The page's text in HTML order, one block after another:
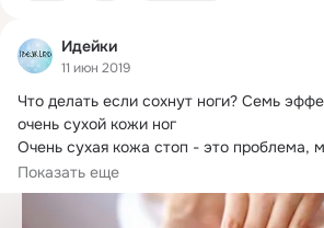
Идейки
11 июн 2019
Что делать если сохнут ноги? Семь
очень сухой кожи ног
Очень сухая кожа стоп - это проблема,
знакомая...
Показать еще